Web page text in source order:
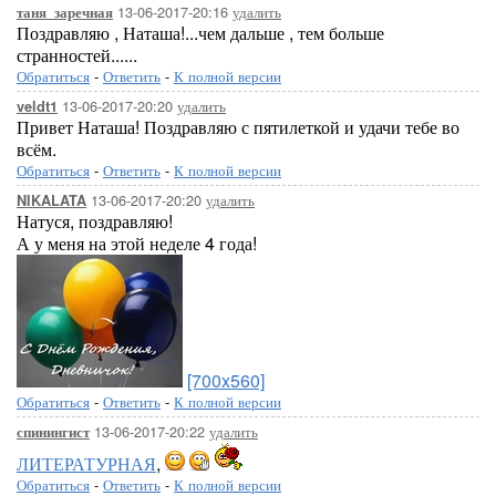
таня_заречная 13-06-2017-20:16 удалить
Поздравляю , Наташа!...чем дальше , тем больше
странностей......
Обратиться - Ответить - К полной версии
veldt1 13-06-2017-20:20 удалить
Привет Наташа! Поздравляю с пятилеткой и удачи тебе во
всём.
Обратиться - Ответить - К полной версии
NIKALATA 13-06-2017-20:20 удалить
Натуся, поздравляю!
А у меня на этой неделе 4 года!
[700x560]
Обратиться - Ответить - К полной версии
спинингист13-06-2017-20:22 удалить
ЛИТЕРАТУРНАЯ,
Обратиться - Ответить - К полной версии